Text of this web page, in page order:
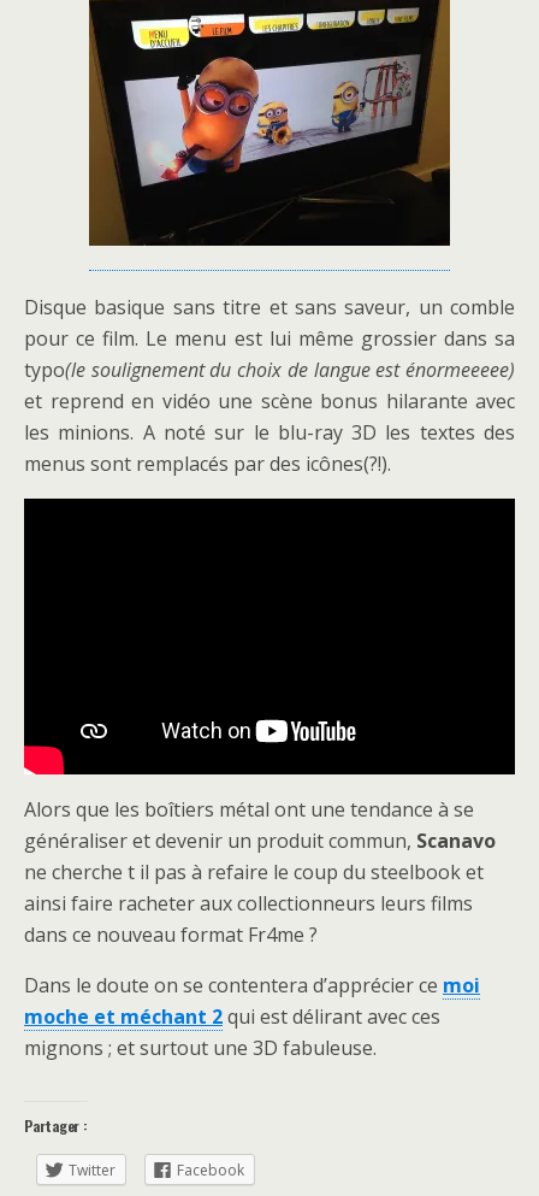
Disque basique sans titre et sans saveur, un comble
pour ce film. Le menu est lui même grossier dans sa
typo(le soulignement du choix de langue est énormeeeee)
et reprend en vidéo une scène bonus hilarante avec
les minions. A noté sur le blu-ray 3D les textes des
menus sont remplacés par des icônes(?!).
Alors que les boîtiers métal ont une tendance à se
généraliser et devenir un produit commun, Scanavo
ne cherche t il pas à refaire le coup du steelbook et
ainsi faire racheter aux collectionneurs leurs films
dans ce nouveau format Fr4me ?
Dans le doute on se contentera d’apprécier ce moi
moche et méchant 2qui est délirant avec ces
mignons ; et surtout une 3D fabuleuse.
Partager :
Twitter Facebook